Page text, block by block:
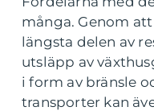
många. Genom
längsta delen av
utsläpp av
i form av bränsle
transporter kan